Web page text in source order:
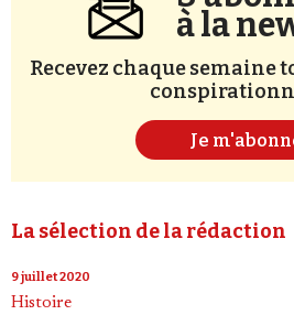
à la
Recevez chaque semaine
Je
La sélection de la rédaction
9 juillet 2020
Histoire